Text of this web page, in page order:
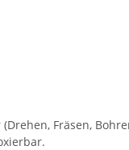
Fräsen,